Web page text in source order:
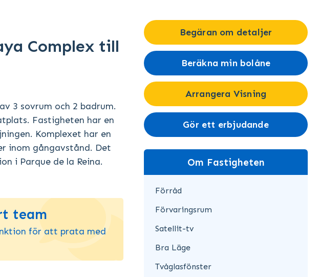
Complex till
3 sovrum och 2 badrum.
Fastigheten har en
Komplexet har en
inom gångavstånd. Det
i Parque de la Reina.
team
för att prata med
Begäran om detaljer
Beräkna min bolåne
Arrangera Visning
Gör ett erbjudande
Om Fastigheten
Förråd
Förvaringsrum
Satellit-tv
Bra Läge
Tvåglasfönster